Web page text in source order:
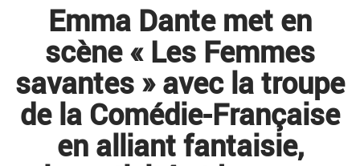
Emma Dante met en
scène « Les Femmes
savantes » avec la troupe
de la Comédie-Française
en alliant fantaisie,